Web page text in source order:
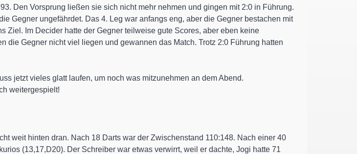
Den Vorsprung ließen sie sich nicht mehr nehmen und gingen mit 2:0 in Führung.
Gegner ungefährdet. Das 4. Leg war anfangs eng, aber die Gegner bestachen mit
Ziel. Im Decider hatte der Gegner teilweise gute Scores, aber eben keine
die Gegner nicht viel liegen und gewannen das Match. Trotz 2:0 Führung hatten
jetzt vieles glatt laufen, um noch was mitzunehmen an dem Abend.
weitergespielt!
weit hinten dran. Nach 18 Darts war der Zwischenstand 110:148. Nach einer 40
(13,17,D20). Der Schreiber war etwas verwirrt, weil er dachte, Jogi hatte 71